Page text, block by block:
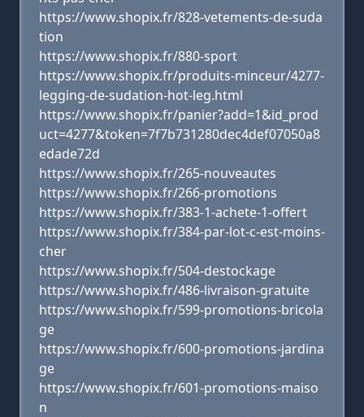
https://www.shopix.fr/828-vetements-de-suda
tion
https://www.shopix.fr/880-sport
https://www.shopix.fr/produits-minceur/4277-
legging-de-sudation-hot-leg.html
https://www.shopix.fr/panier?add=1&id_prod
uct=4277&token=7f7b731280dec4def07050a8
edade72d
https://www.shopix.fr/265-nouveautes
https://www.shopix.fr/266-promotions
https://www.shopix.fr/383-1-achete-1-offert
https://www.shopix.fr/384-par-lot-c-est-moins-
cher
https://www.shopix.fr/504-destockage
https://www.shopix.fr/486-livraison-gratuite
https://www.shopix.fr/599-promotions-bricola
ge
https://www.shopix.fr/600-promotions-jardina
ge
https://www.shopix.fr/601-promotions-maiso
n